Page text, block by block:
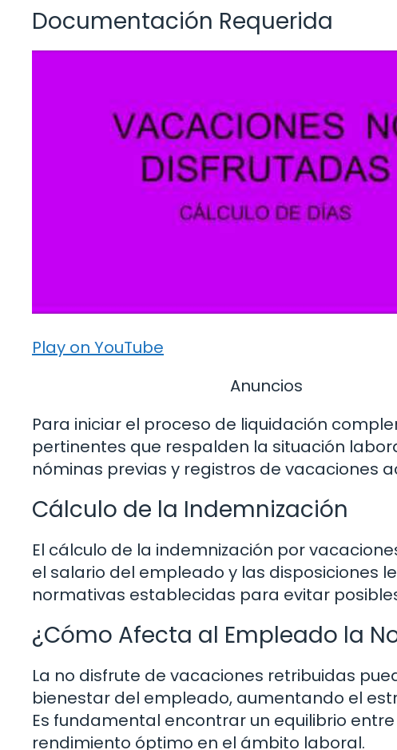
Documentación Requerida
Play on YouTube
Anuncios
Para iniciar el proceso de liquidación
pertinentes que respalden la situación
nóminas previas y registros de vacaciones
Cálculo de la Indemnización
El cálculo de la indemnización por
el salario del empleado y las disposiciones
normativas establecidas para evitar
¿Cómo Afecta al Empleado la
La no disfrute de vacaciones retribuidas
bienestar del empleado, aumentando el
Es fundamental encontrar un equilibrio
rendimiento óptimo en el ámbito laboral.